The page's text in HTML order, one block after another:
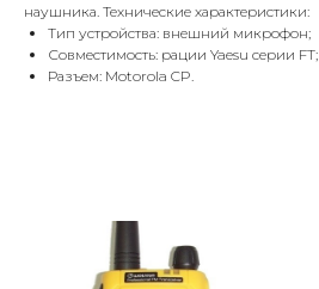
наушника. Технические характеристики:
Тип устройства: внешний микрофон;
Совместимость: рации Yaesu серии FT;
Разъем: Motorola CP.